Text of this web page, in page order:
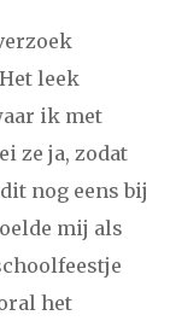
leek
ik met
ze ja, zodat
nog eens bij
mij als
het